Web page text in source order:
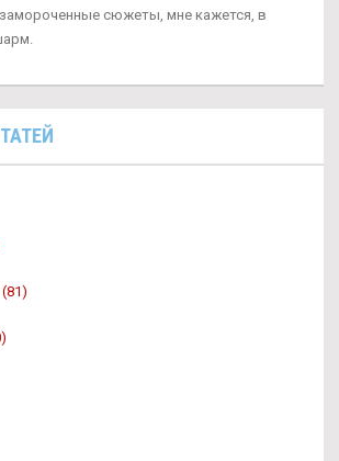
сюжеты, мне кажется, в
(81)